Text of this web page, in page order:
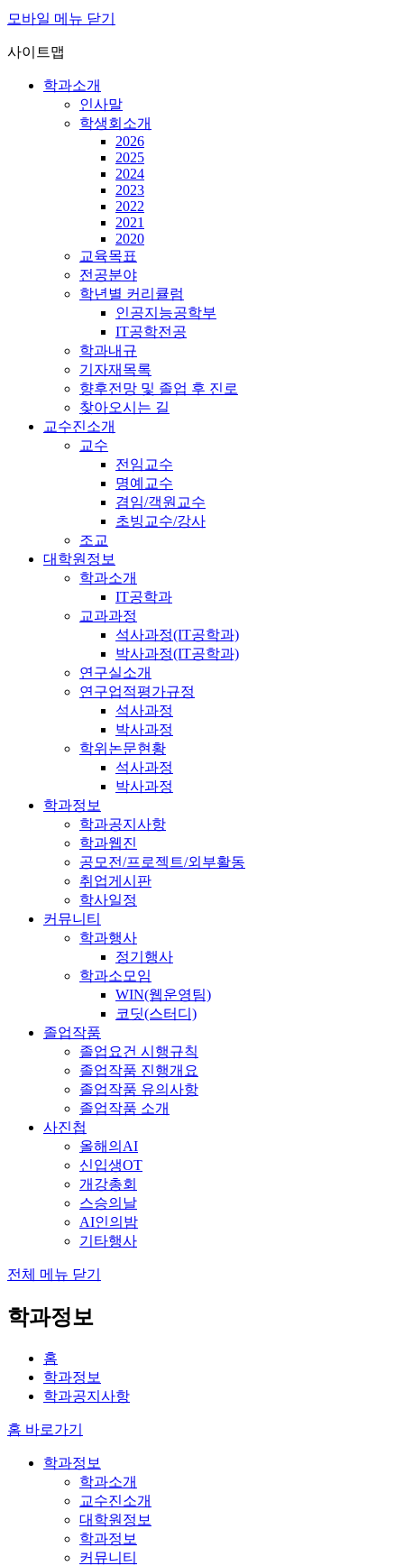
모바일 메뉴 닫기
사이트맵
학과소개
인사말
학생회소개
2026
2025
2024
2023
2022
2021
2020
교육목표
전공분야
학년별 커리큘럼
인공지능공학부
IT공학전공
학과내규
기자재목록
향후전망 및 졸업 후 진로
찾아오시는 길
교수진소개
교수
전임교수
명예교수
겸임/객원교수
초빙교수/강사
조교
대학원정보
학과소개
IT공학과
교과과정
석사과정(IT공학과)
박사과정(IT공학과)
연구실소개
연구업적평가규정
석사과정
박사과정
학위논문현황
석사과정
박사과정
학과정보
학과공지사항
학과웹진
공모전/프로젝트/외부활동
취업게시판
학사일정
커뮤니티
학과행사
정기행사
학과소모임
WIN(웹운영팀)
코딧(스터디)
졸업작품
졸업요건 시행규칙
졸업작품 진행개요
졸업작품 유의사항
졸업작품 소개
사진첩
올해의AI
신입생OT
개강총회
스승의날
AI인의밤
기타행사
전체 메뉴 닫기
학과정보
홈
학과정보
학과공지사항
홈 바로가기
학과정보
학과소개
교수진소개
대학원정보
학과정보
커뮤니티